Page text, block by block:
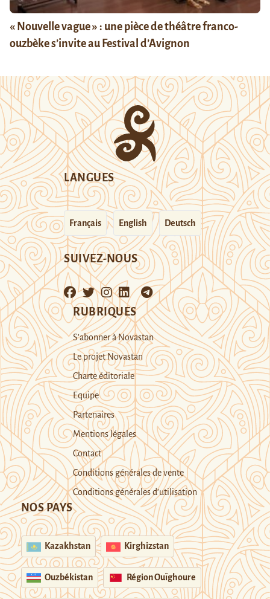
« Nouvelle vague » : une pièce de théâtre franco-
ouzbèke s’invite au Festival d’Avignon
LANGUES
Français English Deutsch
SUIVEZ-NOUS
RUBRIQUES
S’abonner à Novastan
Le projet Novastan
Charte éditoriale
Equipe
Partenaires
Mentions légales
Contact
Conditions générales de vente
Conditions générales d’utilisation
NOS PAYS
Kazakhstan Kirghizstan
Ouzbékistan Région Ouïghoure